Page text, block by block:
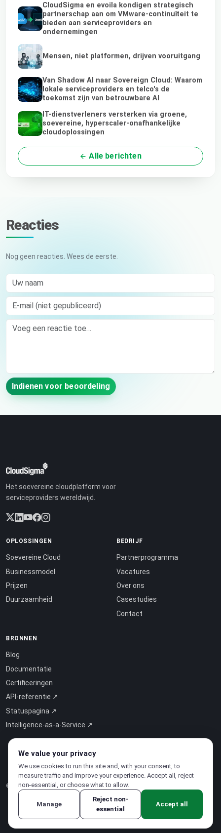
CloudSigma en evoila kondigen strategisch
partnerschap aan om VMware-continuïteit te
bieden aan serviceproviders en
ondernemingen
Mensen, niet platformen, drijven vooruitgang
Van Shadow AI naar Sovereign Cloud: Waarom
lokale serviceproviders en telco's de
toekomst zijn van betrouwbare AI
IT-dienstverleners versterken via groene,
soevereine, hyperscaler-onafhankelijke
cloudoplossingen
Alle berichten
Reacties
Nog geen reacties. Wees de eerste.
Uw naam
E-mail (niet gepubliceerd)
Comment
Indienen voor beoordeling
Het soevereine cloudplatform voor
serviceproviders wereldwijd.
OPLOSSINGEN
Soevereine Cloud
Businessmodel
Prijzen
Duurzaamheid
BEDRIJF
Partnerprogramma
Vacatures
Over ons
Casestudies
Contact
BRONNEN
Blog
Documentatie
Certificeringen
API-referentie ↗
Statuspagina ↗
Intelligence-as-a-Service ↗
© 2026 CloudSigma Holding AG.Alle rechten voorbehouden
Privacybeleid·Servicevoorwaarden
We value your privacy
We use cookies to run this site and, with your consent, to
measure traffic and improve your experience. Accept all, reject
non-essential, or choose what to allow.
Manage
Reject non-
essential
Accept all